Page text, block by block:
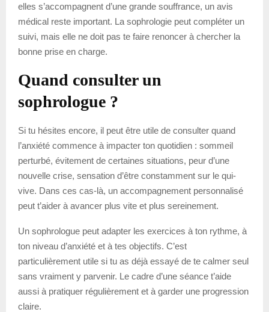
elles s’accompagnent d’une grande souffrance, un avis
médical reste important. La sophrologie peut compléter un
suivi, mais elle ne doit pas te faire renoncer à chercher la
bonne prise en charge.
Quand consulter un
sophrologue ?
Si tu hésites encore, il peut être utile de consulter quand
l’anxiété commence à impacter ton quotidien : sommeil
perturbé, évitement de certaines situations, peur d’une
nouvelle crise, sensation d’être constamment sur le qui-
vive. Dans ces cas-là, un accompagnement personnalisé
peut t’aider à avancer plus vite et plus sereinement.
Un sophrologue peut adapter les exercices à ton rythme, à
ton niveau d’anxiété et à tes objectifs. C’est
particulièrement utile si tu as déjà essayé de te calmer seul
sans vraiment y parvenir. Le cadre d’une séance t’aide
aussi à pratiquer régulièrement et à garder une progression
claire.